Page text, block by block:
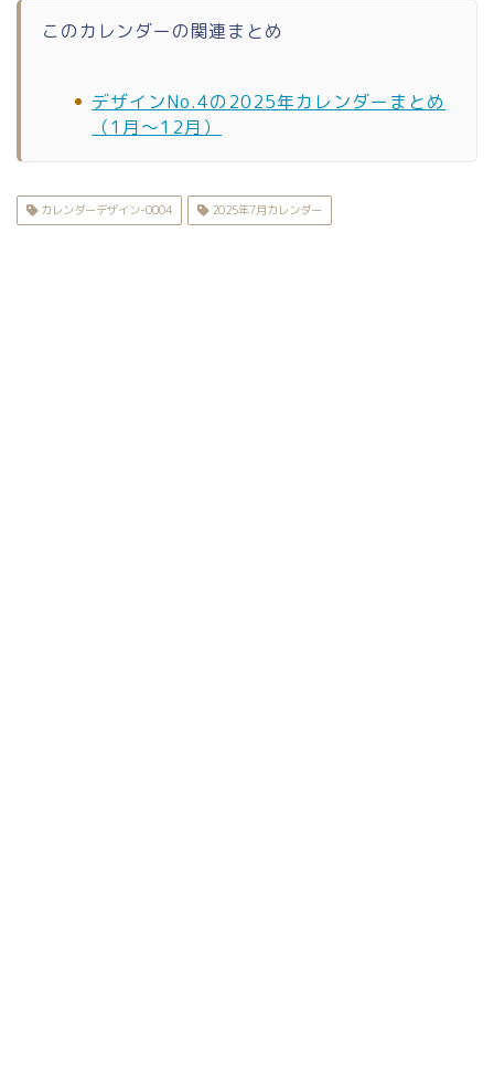
このカレンダーの関連まとめ
デザインNo.4の2025年カレンダーまとめ
（1月〜12月）
カレンダーデザイン-0004 2025年7月カレンダー